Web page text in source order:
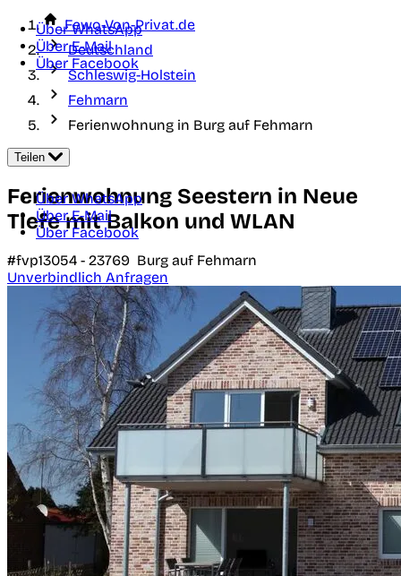
Über WhatsApp
Über E-Mail
Über Facebook
Fewo-Von-Privat.de
Deutschland
Schleswig-Holstein
Fehmarn
Ferienwohnung in Burg auf Fehmarn
Teilen
Über WhatsApp
Über E-Mail
Über Facebook
Ferienwohnung Seestern in Neue
Tiefe mit Balkon und WLAN
#fvp13054 - 23769 Burg auf Fehmarn
Unverbindlich Anfragen